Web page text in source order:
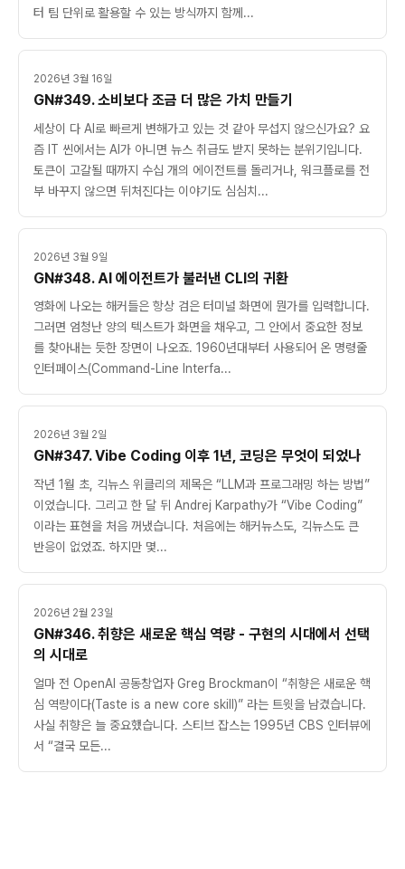
터 팀 단위로 활용할 수 있는 방식까지 함께...
2026년 3월 16일
GN#349. 소비보다 조금 더 많은 가치 만들기
세상이 다 AI로 빠르게 변해가고 있는 것 같아 무섭지 않으신가요? 요
즘 IT 씬에서는 AI가 아니면 뉴스 취급도 받지 못하는 분위기입니다.
토큰이 고갈될 때까지 수십 개의 에이전트를 돌리거나, 워크플로를 전
부 바꾸지 않으면 뒤처진다는 이야기도 심심치...
2026년 3월 9일
GN#348. AI 에이전트가 불러낸 CLI의 귀환
영화에 나오는 해커들은 항상 검은 터미널 화면에 뭔가를 입력합니다.
그러면 엄청난 양의 텍스트가 화면을 채우고, 그 안에서 중요한 정보
를 찾아내는 듯한 장면이 나오죠. 1960년대부터 사용되어 온 명령줄
인터페이스(Command-Line Interfa...
2026년 3월 2일
GN#347. Vibe Coding 이후 1년, 코딩은 무엇이 되었나
작년 1월 초, 긱뉴스 위클리의 제목은 “LLM과 프로그래밍 하는 방법”
이었습니다. 그리고 한 달 뒤 Andrej Karpathy가 “Vibe Coding”
이라는 표현을 처음 꺼냈습니다. 처음에는 해커뉴스도, 긱뉴스도 큰
반응이 없었죠. 하지만 몇...
2026년 2월 23일
GN#346. 취향은 새로운 핵심 역량 - 구현의 시대에서 선택
의 시대로
얼마 전 OpenAI 공동창업자 Greg Brockman이 “취향은 새로운 핵
심 역량이다(Taste is a new core skill)” 라는 트윗을 남겼습니다.
사실 취향은 늘 중요했습니다. 스티브 잡스는 1995년 CBS 인터뷰에
서 “결국 모든...